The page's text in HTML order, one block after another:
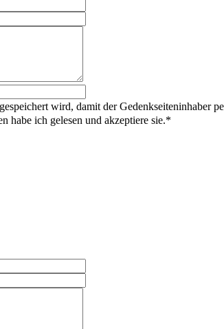
wird, damit der Gedenkseiteninhaber
habe ich gelesen und akzeptiere sie.